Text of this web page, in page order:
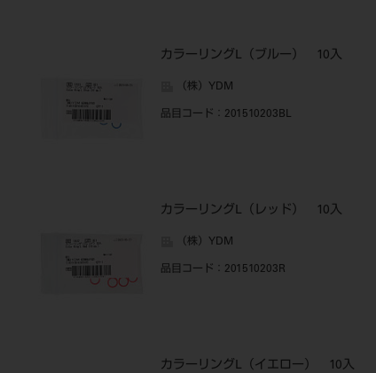
カラーリングL（ブルー） 10入
（株）YDM
品目コード ：201510203BL
カラーリングL（レッド） 10入
（株）YDM
品目コード ：201510203R
カラーリングL（イエロー） 10入